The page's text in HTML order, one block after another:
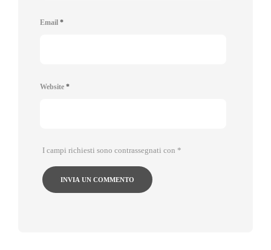
Email *
Website *
I campi richiesti sono contrassegnati con *